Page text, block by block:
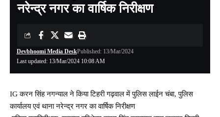
नरेन्द्र नगर का वार्षिक निरीक्षण
Last updated: 13/Mar/2024 10:08 AM
Devbhoomi Media DeskPublished: 13/Mar/2024
IG करन सिंह नगन्याल ने किया टिहरी गढ़वाल में पुलिस लाईन चंबा, पुलिस
कार्यालय एवं थाना नरेन्द्र नगर का वार्षिक निरीक्षण